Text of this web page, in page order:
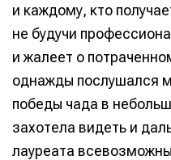
и каждому, кто
не будучи
и жалеет о
однажды послушался
победы чада в
захотела видеть и
лауреата